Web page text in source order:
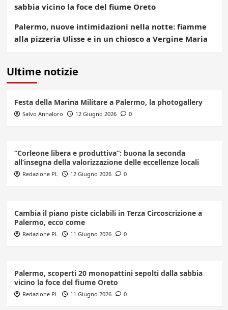
sabbia vicino la foce del fiume Oreto
Palermo, nuove intimidazioni nella notte: fiamme
alla pizzeria Ulisse e in un chiosco a Vergine Maria
Ultime notizie
Festa della Marina Militare a Palermo, la photogallery
Salvo Annaloro 12 Giugno 2026 0
“Corleone libera e produttiva”: buona la seconda
all’insegna della valorizzazione delle eccellenze locali
Redazione PL 12 Giugno 2026 0
Cambia il piano piste ciclabili in Terza Circoscrizione a
Palermo, ecco come
Redazione PL 11 Giugno 2026 0
Palermo, scoperti 20 monopattini sepolti dalla sabbia
vicino la foce del fiume Oreto
Redazione PL 11 Giugno 2026 0